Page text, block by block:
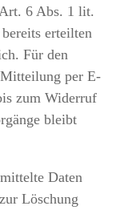
6 Abs. 1 lit.
erteilten
Für den
per E-
zum Widerruf
bleibt
Daten
Löschung